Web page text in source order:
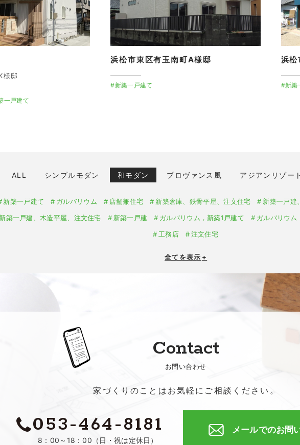
様邸
一戸建て
浜松市東区有玉南町A様邸
#新築一戸建て
浜
#新築
ALL シンプルモダン 和モダン プロヴァンス風 アジアンリゾー
新築一戸建て ガルバリウム 店舗兼住宅 新築倉庫、鉄骨平屋、注文住宅
新築一戸建
新築一戸建、木造平屋、注文住宅
新築一戸建 ガルバリウム，新築1戸建て
ガルバリウム
工務店
注文住宅
全てを表示 +
Contact
お問い合わせ
家づくりのことはお気軽にご相談ください。
053-464-8181
8：00～18：00（日・祝は定休日）
メールでのお問